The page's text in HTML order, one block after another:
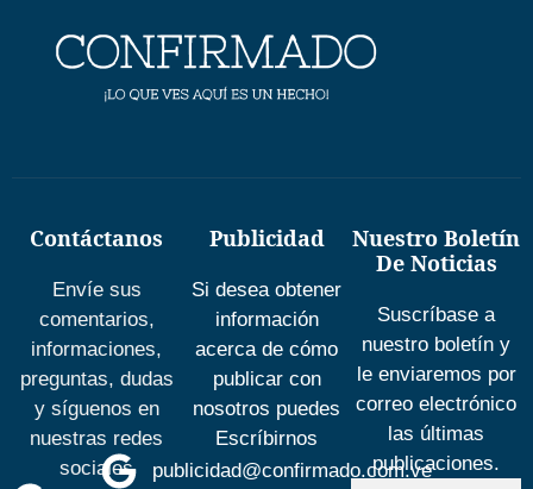
Contáctanos
Envíe sus
comentarios,
informaciones,
preguntas, dudas
y síguenos en
nuestras redes
sociales
Publicidad
Si desea obtener
información
acerca de cómo
publicar con
nosotros puedes
Escríbirnos
publicidad@confirmado.com.ve
Nuestro Boletín
De Noticias
Suscríbase a
nuestro boletín y
le enviaremos por
correo electrónico
las últimas
publicaciones.